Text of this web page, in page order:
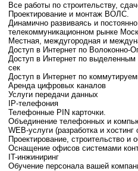
Все работы по строительству,
Проектирование и монтаж ВОЛС.
Динамично развиваясь и
телекоммуникационном рынке
Местная, междугородная и
Доступ в Интернет по Волоконно-
Доступ в Интернет по выделенным
сек
Доступ в Интернет по
Аренда цифровых каналов
Услуги передачи данных
IP-телефония
Телефонные PIN карточки.
Объединение телефонных и
WEB-услуги (разработка и
Проектирование, строительство и
Оснащение офисов системами
IT-инжиниринг
Обучение персонала вашей